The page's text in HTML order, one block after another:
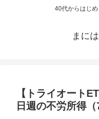
40代からはじ
まに
【トライオート
日週の不労所得（